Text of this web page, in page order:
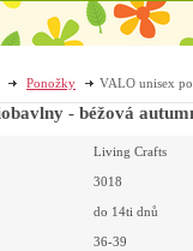
Ponožky VALO unisex
Living Crafts
3018
do 14ti dnů
36-39